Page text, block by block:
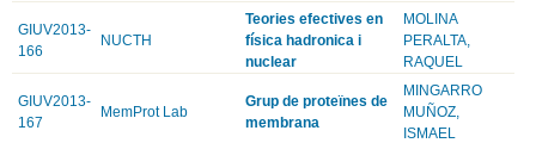
GIUV2013-
166
NUCTH
Teories efectives en
física hadronica i
nuclear
MOLINA
PERALTA,
RAQUEL
GIUV2013-
167
MemProt Lab
Grup de proteïnes de
membrana
MINGARRO
MUÑOZ,
ISMAEL